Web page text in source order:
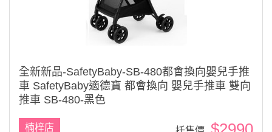
全新新品-SafetyBaby-SB-480都會換向嬰兒手推
車 SafetyBaby適德寶 都會換向 嬰兒手推車 雙向
推車 SB-480-黑色
楠梓店